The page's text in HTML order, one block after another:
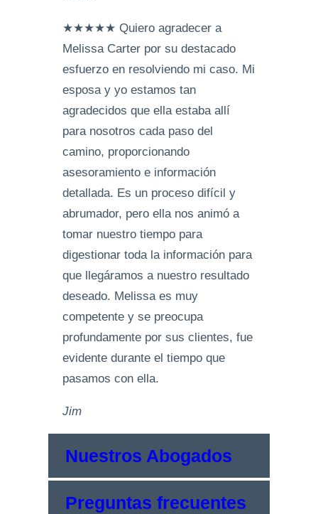
★★★★★ Quiero agradecer a
Melissa Carter por su destacado
esfuerzo en resolviendo mi caso. Mi
esposa y yo estamos tan
agradecidos que ella estaba allí
para nosotros cada paso del
camino, proporcionando
asesoramiento e información
detallada. Es un proceso difícil y
abrumador, pero ella nos animó a
tomar nuestro tiempo para
digestionar toda la información para
que llegáramos a nuestro resultado
deseado. Melissa es muy
competente y se preocupa
profundamente por sus clientes, fue
evidente durante el tiempo que
pasamos con ella.
Jim
Nuestros Abogados
Preguntas frecuentes